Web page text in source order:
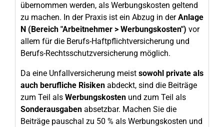
übernommen werden, als Werbungskosten geltend
zu machen. In der Praxis ist ein Abzug in derAnlage
N (Bereich "Arbeitnehmer > Werbungskosten") vor
allem für die Berufs-Haftpflichtversicherung und
Berufs-Rechtsschutzversicherung möglich.
Da eine Unfallversicherung meist sowohl private als
auch berufliche Risiken abdeckt, sind die Beiträge
zum Teil als Werbungskosten und zum Teil als
Sonderausgaben absetzbar. Machen Sie die
Beiträge pauschal zu 50 % als Werbungskosten und